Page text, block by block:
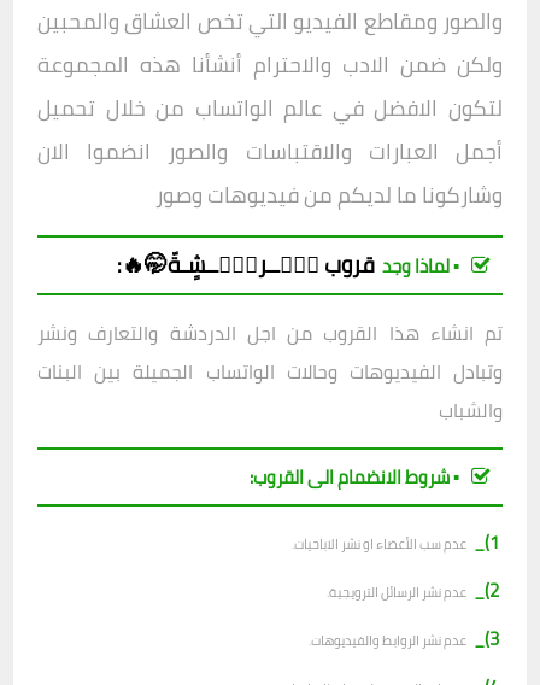
والصور ومقاطع الفيديو التي تخص العشاق والمحبين
ولكن ضمن الادب والاحترام أنشأنا هذه المجموعة
لتكون الافضل في عالم الواتساب من خلال تحميل
أجمل العبارات والاقتباسات والصور انضموا الان
وشاركونا ما لديكم من فيديوهات وصور
▪︎ لماذا وجد قروب حۣۗــركۣۗــشٍـةّ🤭🔥:
تم انشاء هذا القروب من اجل الدردشة والتعارف ونشر
وتبادل الفيديوهات وحالات الواتساب الجميلة بين البنات
والشباب
▪︎ شروط الانضمام الى القروب:
1)_
عدم سب الأعضاء او نشر الاباحيات.
2)_ عدم نشر الرسائل الترويجية.
3)_ عدم نشر الروابط والفيديوهات.